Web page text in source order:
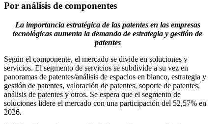
Por análisis de componentes
La importancia estratégica de las patentes en las empresas
tecnológicas aumenta la demanda de estrategia y gestión de
patentes
Según el componente, el mercado se divide en soluciones y
servicios. El segmento de servicios se subdivide a su vez en
panoramas de patentes/análisis de espacios en blanco, estrategia y
gestión de patentes, valoración de patentes, soporte de patentes,
análisis de patentes y otros. Se espera que el segmento de
soluciones lidere el mercado con una participación del 52,57% en
2026.